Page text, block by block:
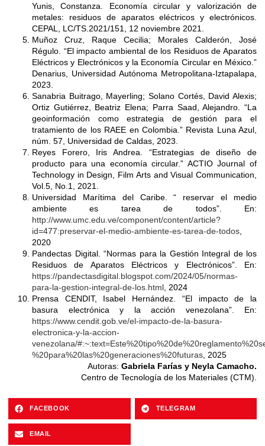
Yunis, Constanza. Economía circular y valorización de
metales: residuos de aparatos eléctricos y electrónicos.
CEPAL, LC/TS.2021/151, 12 noviembre 2021.
Muñoz Cruz, Raque Cecilia; Morales Calderón, José
Régulo. “El impacto ambiental de los Residuos de Aparatos
Eléctricos y Electrónicos y la Economía Circular en México.”
Denarius, Universidad Autónoma Metropolitana-Iztapalapa,
2023.
Sanabria Buitrago, Mayerling; Solano Cortés, David Alexis;
Ortiz Gutiérrez, Beatriz Elena; Parra Saad, Alejandro. “La
geoinformación como estrategia de gestión para el
tratamiento de los RAEE en Colombia.” Revista Luna Azul,
núm. 57, Universidad de Caldas, 2023.
Reyes Forero, Iris Andrea. “Estrategias de diseño de
producto para una economía circular.” ACTIO Journal of
Technology in Design, Film Arts and Visual Communication,
Vol.5, No.1, 2021.
Universidad Marítima del Caribe. “ reservar el medio
ambiente es tarea de todos”. En:
http://www.umc.edu.ve/component/content/article?
id=477:preservar-el-medio-ambiente-es-tarea-de-todos
2020
Pandectas Digital. “Normas para la Gestión Integral de los
Residuos de Aparatos Eléctricos y Electrónicos”. En:
https://pandectasdigital.blogspot.com/2024/05/normas-
para-la-gestion-integral-de-los.html , 2024
Prensa CENDIT, Isabel Hernández. “El impacto de la
basura electrónica y la acción venezolana”. En:
https://www.cendit.gob.ve/el-impacto-de-la-basura-
electronica-y-la-accion-
venezolana/
%20para%20las%20generaciones%20futuras , 2025
Autoras: Gabriela Farías y Neyla Camacho.
Centro de Tecnología de los Materiales (CTM).
FACEBOOK TELEGRAM
EMAIL